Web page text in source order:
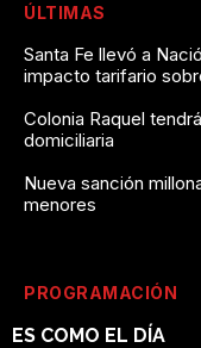
ÚLTIMAS
Santa Fe llevó a
impacto tarifario
Colonia Raquel
domiciliaria
Nueva sanción
menores
PROGRAMACIÓN
ES COMO EL DÍA